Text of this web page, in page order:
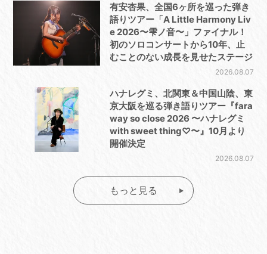
有安杏果、全国6ヶ所を巡った弾き
語りツアー「A Little Harmony Liv
e 2026〜雫ノ音〜」ファイナル！
初のソロコンサートから10年、止
むことのない成長を見せたステージ
2026.08.07
ハナレグミ、北関東＆中国山陰、東
京大阪を巡る弾き語りツアー『fara
way so close 2026 〜ハナレグミ
with sweet thing♡〜』10月より
開催決定
2026.08.07
もっと見る